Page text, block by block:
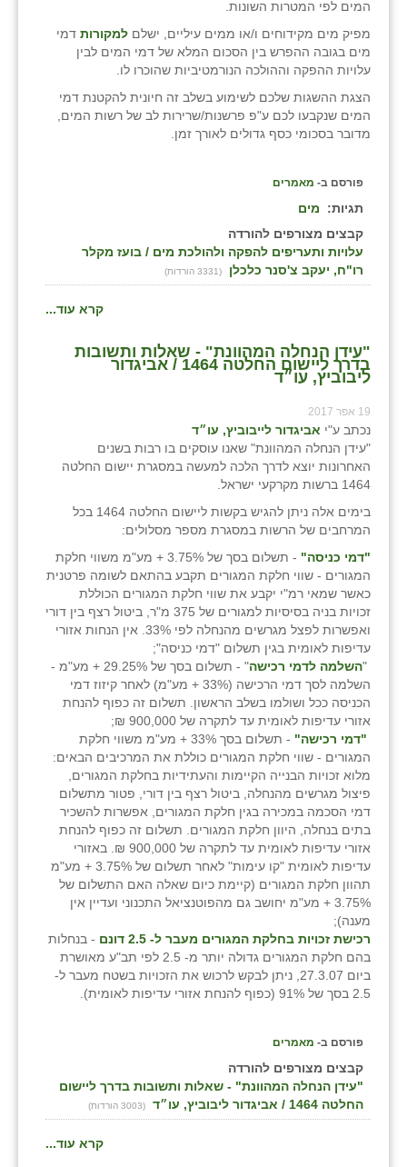
המים לפי המטרות השונות.
מפיק מים מקידוחים ו/או ממים עיליים, ישלם למקורות דמי
מים בגובה ההפרש בין הסכום המלא של דמי המים לבין
עלויות ההפקה וההולכה הנורמטיביות שהוכרו לו.
הצגת ההשגות שלכם לשימוע בשלב זה חיונית להקטנת דמי
המים שנקבעו לכם ע"פ פרשנות/שרירות לב של רשות המים,
מדובר בסכומי כסף גדולים לאורך זמן.
פורסם ב- מאמרים
תגיות:
מים
קבצים מצורפים להורדה
עלויות ותעריפים להפקה ולהולכת מים / בועז מקלר
רו"ח, יעקב צ'סנר כלכלן
(3331 הורדות)
קרא עוד...
"עידן הנחלה המהוונת" - שאלות ותשובות
בדרך ליישום החלטה 1464 / אביגדור
ליבוביץ, עו״ד
19 אפר 2017
נכתב ע"י אביגדור לייבוביץ, עו״ד
"עידן הנחלה המהוונת" שאנו עוסקים בו רבות בשנים
האחרונות יוצא לדרך הלכה למעשה במסגרת יישום החלטה
1464 ברשות מקרקעי ישראל.
בימים אלה ניתן להגיש בקשות ליישום החלטה 1464 בכל
המרחבים של הרשות במסגרת מספר מסלולים:
"דמי כניסה"
- תשלום בסך של 3.75% + מע"מ משווי חלקת
המגורים - שווי חלקת המגורים תקבע בהתאם לשומה פרטנית
כאשר שמאי רמ"י יקבע את שווי חלקת המגורים הכוללת
זכויות בניה בסיסיות למגורים של 375 מ"ר, ביטול רצף בין דורי
ואפשרות לפצל מגרשים מהנחלה לפי 33%. אין הנחות אזורי
עדיפות לאומית בגין תשלום "דמי כניסה";
"השלמה לדמי רכישה
" - תשלום בסך של 29.25% + מע"מ -
השלמה לסך דמי הרכישה (33% + מע"מ) לאחר קיזוז דמי
הכניסה ככל ושולמו בשלב הראשון. תשלום זה כפוף להנחת
אזורי עדיפות לאומית עד לתקרה של 900,000 ₪;
"דמי רכישה"
- תשלום בסך 33% + מע"מ משווי חלקת
המגורים - שווי חלקת המגורים כוללת את המרכיבים הבאים:
מלוא זכויות הבנייה הקיימות והעתידיות בחלקת המגורים,
פיצול מגרשים מהנחלה, ביטול רצף בין דורי, פטור מתשלום
דמי הסכמה במכירה בגין חלקת המגורים, אפשרות להשכיר
בתים בנחלה, היוון חלקת המגורים. תשלום זה כפוף להנחת
אזורי עדיפות לאומית עד לתקרה של 900,000 ₪. באזורי
עדיפות לאומית "קו עימות" לאחר תשלום של 3.75% + מע"מ
תהוון חלקת המגורים (קיימת כיום שאלה האם התשלום של
3.75% + מע"מ יחושב גם מהפוטנציאל התכנוני ועדיין אין
מענה);
רכישת זכויות בחלקת המגורים מעבר ל- 2.5 דונם
- בנחלות
בהם חלקת המגורים גדולה יותר מ- 2.5 לפי תב"ע מאושרת
ביום 27.3.07, ניתן לבקש לרכוש את הזכויות בשטח מעבר ל-
2.5 בסך של 91% (כפוף להנחת אזורי עדיפות לאומית).
פורסם ב- מאמרים
קבצים מצורפים להורדה
"עידן הנחלה המהוונת" - שאלות ותשובות בדרך ליישום
החלטה 1464 / אביגדור ליבוביץ, עו״ד
(3003 הורדות)
קרא עוד...
נאות הכיכר
נווה אטי״ב
ניר צבי
עמרים
קורנית
רימונים
רמות השבים
רמת הדר
שבי ציון
שדה צבי
שדמה
שכניה
תלמי יוסף
בוסתן הגליל